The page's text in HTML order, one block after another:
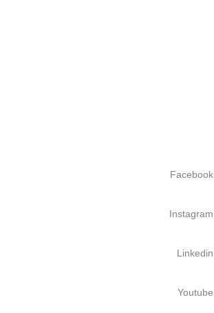
Facebook
Instagram
Linkedin
Youtube